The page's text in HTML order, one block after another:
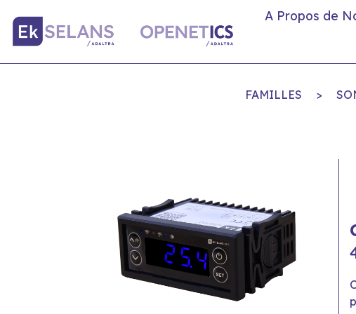
A Propos de
FAMILLES >